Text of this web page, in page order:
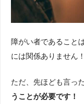
障がい者であること
には関係ありません！
ただ、先ほども言っ
うことが必要です！